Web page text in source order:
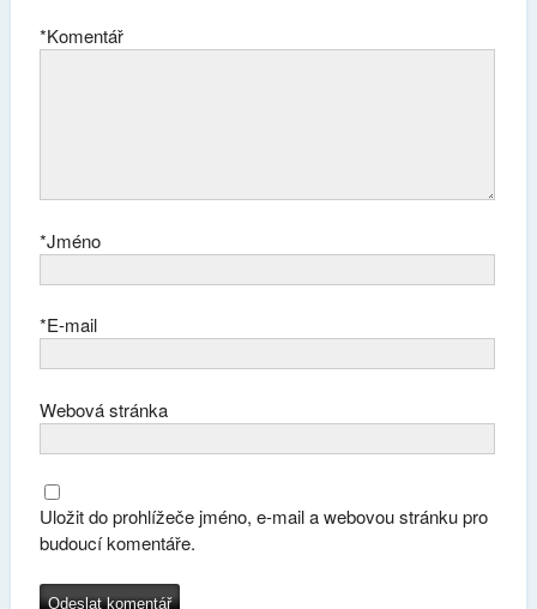
Komentář
*
Jméno
*
E-mail
*
Webová stránka
Uložit do prohlížeče jméno, e-mail a webovou stránku pro
budoucí komentáře.